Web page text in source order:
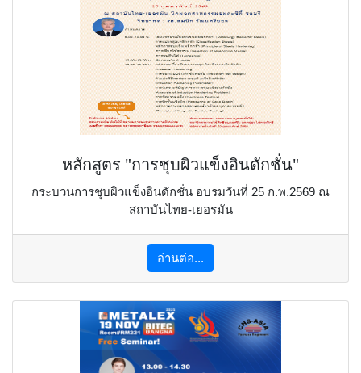
หลักสูตร "การชุบผิวแข็งอินดักชั่น"
กระบวนการชุบผิวแข็งอินดักชั่น อบรมวันที่ 25 ก.พ.2569 ณ
สถาบันไทย-เยอรมัน
อ่านต่อ...